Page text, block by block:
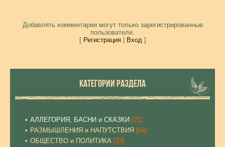
Добавлять комментарии могут только зарегистрированные
пользователи.
[ Регистрация| Вход]
КАТЕГОРИИ РАЗДЕЛА
АЛЛЕГОРИЯ, БАСНИ и СКАЗКИ [21]
РАЗМЫШЛЕНИЯ и НАПУТСТВИЯ [64]
ОБЩЕСТВО и ПОЛИТИКА [23]